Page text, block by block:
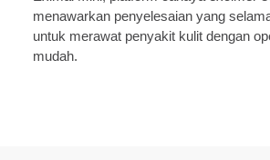
menawarkan penyelesaian yang
untuk merawat penyakit kulit dengan
mudah.